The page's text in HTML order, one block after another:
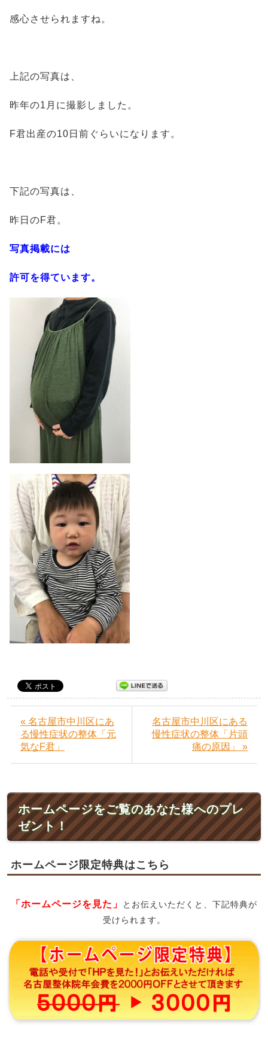
感心させられますね。
上記の写真は、
昨年の1月に撮影しました。
F君出産の10日前ぐらいになります。
下記の写真は、
昨日のF君。
写真掲載には
許可を得ています。
« 名古屋市中川区にあ
る慢性症状の整体「元
気なF君」
名古屋市中川区にある
慢性症状の整体「片頭
痛の原因」 »
ホームページをご覧のあなた様へのプレ
ゼント！
ホームページ限定特典はこちら
「ホームページを見た」
とお伝えいただくと、下記特典が
受けられます。